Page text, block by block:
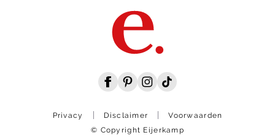
Privacy Disclaimer
Voorwaarden
© Copyright Eijerkamp